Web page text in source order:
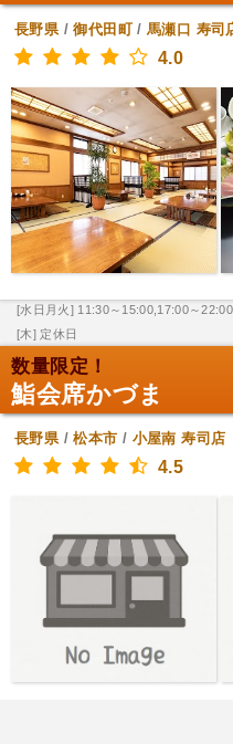
長野県/御代田町/馬瀬口 寿司
4.0
[水日月火] 11:30～15:00,17:00～22:00
[木] 定休日
数量限定！
鮨会席かづま
長野県/松本市 / 小屋南 寿司店
4.5